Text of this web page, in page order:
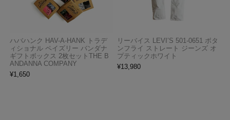
ハバハンク HAV-A-HANK トラデ
ィショナル ペイズリー バンダナ
ギフトボックス 2枚セットTHE B
ANDANNA COMPANY
¥1,650
リーバイス LEVI’S 501-0651 ボタ
ンフライ ストレート ジーンズ オ
プティックホワイト
¥13,980